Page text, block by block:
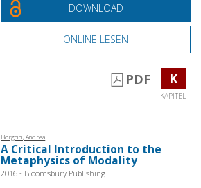
DOWNLOAD
ONLINE LESEN
PDF K
KAPITEL
Borghini, Andrea
A Critical Introduction to the
Metaphysics of Modality
2016 - Bloomsbury Publishing